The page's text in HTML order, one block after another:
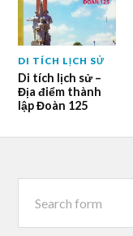
DI TÍCH LỊCH SỬ
Di tích lịch sử –
Địa điểm thành
lập Đoàn 125